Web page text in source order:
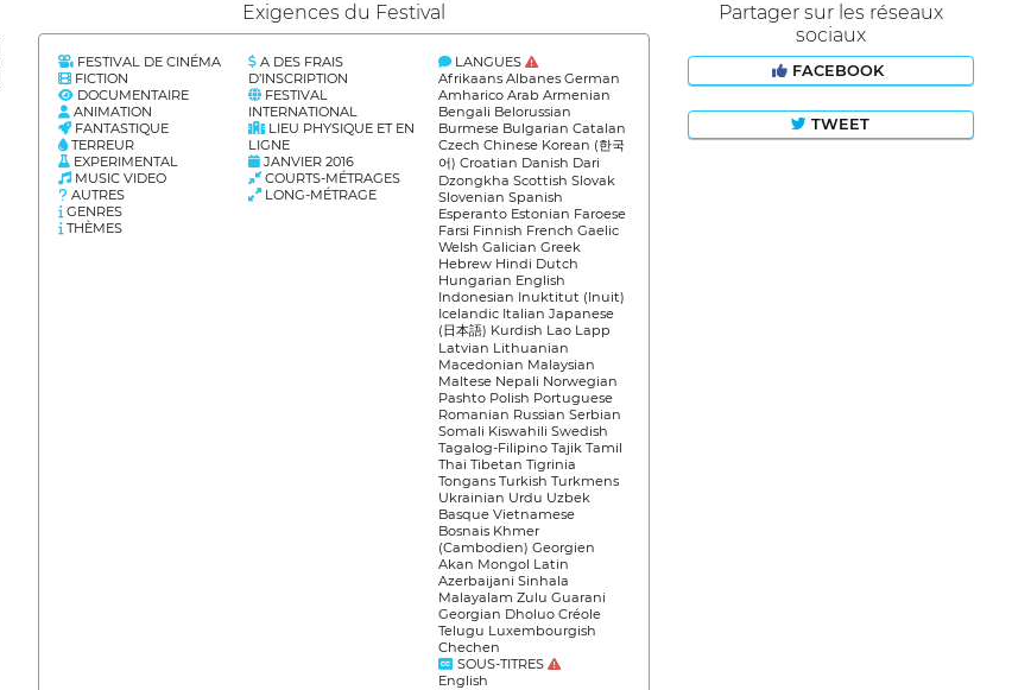
Exigences du Festival
FESTIVAL DE CINÉMA
FICTION
DOCUMENTAIRE
ANIMATION
FANTASTIQUE
TERREUR
EXPERIMENTAL
MUSIC VIDEO
AUTRES
GENRES
THÈMES
A DES FRAIS
D’INSCRIPTION
FESTIVAL
INTERNATIONAL
LIEU PHYSIQUE ET EN
LIGNE
JANVIER 2016
COURTS-MÉTRAGES
LONG-MÉTRAGE
LANGUES
Afrikaans Albanes German
Amharico Arab Armenian
Bengali Belorussian
Burmese Bulgarian Catalan
Czech Chinese Korean (한국
어) Croatian Danish Dari
Dzongkha Scottish Slovak
Slovenian Spanish
Esperanto Estonian Faroese
Farsi Finnish French Gaelic
Welsh Galician Greek
Hebrew Hindi Dutch
Hungarian English
Indonesian Inuktitut (Inuit)
Icelandic Italian Japanese
(日本語) Kurdish Lao Lapp
Latvian Lithuanian
Macedonian Malaysian
Maltese Nepali Norwegian
Pashto Polish Portuguese
Romanian Russian Serbian
Somali Kiswahili Swedish
Tagalog-Filipino Tajik Tamil
Thai Tibetan Tigrinia
Tongans Turkish Turkmens
Ukrainian Urdu Uzbek
Basque Vietnamese
Bosnais Khmer
(Cambodien) Georgien
Akan Mongol Latin
Azerbaijani Sinhala
Malayalam Zulu Guarani
Georgian Dholuo Créole
Telugu Luxembourgish
Chechen
SOUS-TITRES
English
Partager sur les réseaux
sociaux
FACEBOOK
TWEET